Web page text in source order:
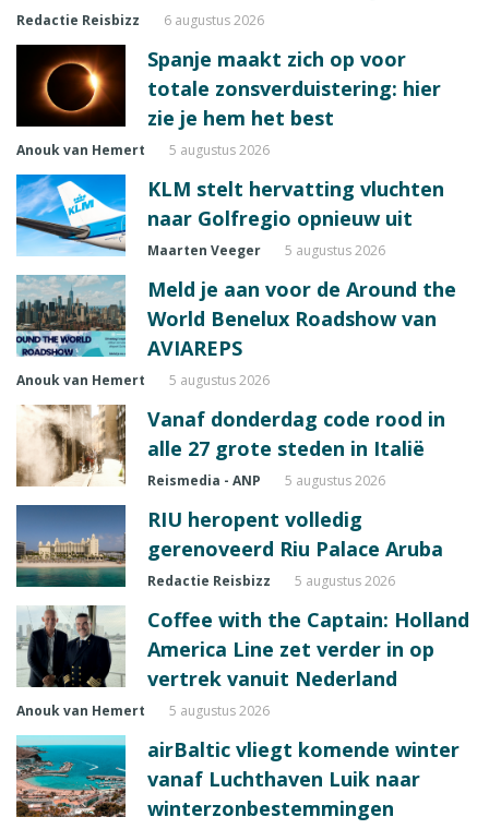
Redactie Reisbizz 6 augustus 2026
Spanje maakt zich op voor
totale zonsverduistering: hier
zie je hem het best
Anouk van Hemert 5 augustus 2026
KLM stelt hervatting vluchten
naar Golfregio opnieuw uit
Maarten Veeger 5 augustus 2026
Meld je aan voor de Around the
World Benelux Roadshow van
AVIAREPS
Anouk van Hemert 5 augustus 2026
Vanaf donderdag code rood in
alle 27 grote steden in Italië
Reismedia - ANP 5 augustus 2026
RIU heropent volledig
gerenoveerd Riu Palace Aruba
Redactie Reisbizz 5 augustus 2026
Coffee with the Captain: Holland
America Line zet verder in op
vertrek vanuit Nederland
Anouk van Hemert 5 augustus 2026
airBaltic vliegt komende winter
vanaf Luchthaven Luik naar
winterzonbestemmingen